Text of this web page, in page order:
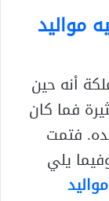
مواليد
أنه حين
فما كان
فتمت
يلي